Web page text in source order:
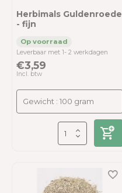
Herbimals Guldenroede
- fijn
Leverbaar met 1- 2 werkdagen
€3,59
Incl. btw